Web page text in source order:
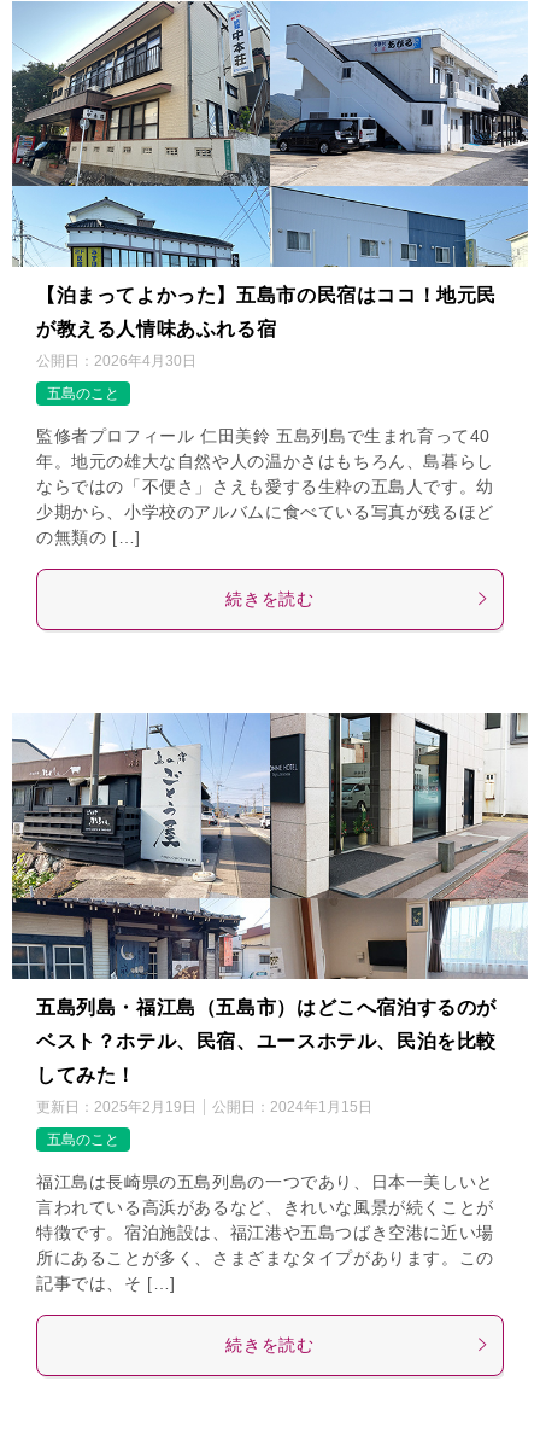
【泊まってよかった】五島市の民宿はココ！地元民
が教える人情味あふれる宿
公開日： 2026年4月30日
五島のこと
監修者プロフィール 仁田美鈴 五島列島で生まれ育って40
年。地元の雄大な自然や人の温かさはもちろん、島暮らし
ならではの「不便さ」さえも愛する生粋の五島人です。幼
少期から、小学校のアルバムに食べている写真が残るほど
の無類の […]
続きを読む
五島列島・福江島（五島市）はどこへ宿泊するのが
ベスト？ホテル、民宿、ユースホテル、民泊を比較
してみた！
更新日： 2025年2月19日 公開日： 2024年1月15日
五島のこと
福江島は長崎県の五島列島の一つであり、日本一美しいと
言われている高浜があるなど、きれいな風景が続くことが
特徴です。宿泊施設は、福江港や五島つばき空港に近い場
所にあることが多く、さまざまなタイプがあります。この
記事では、そ […]
続きを読む